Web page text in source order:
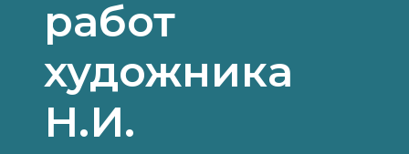
работ
художника
Н.И.